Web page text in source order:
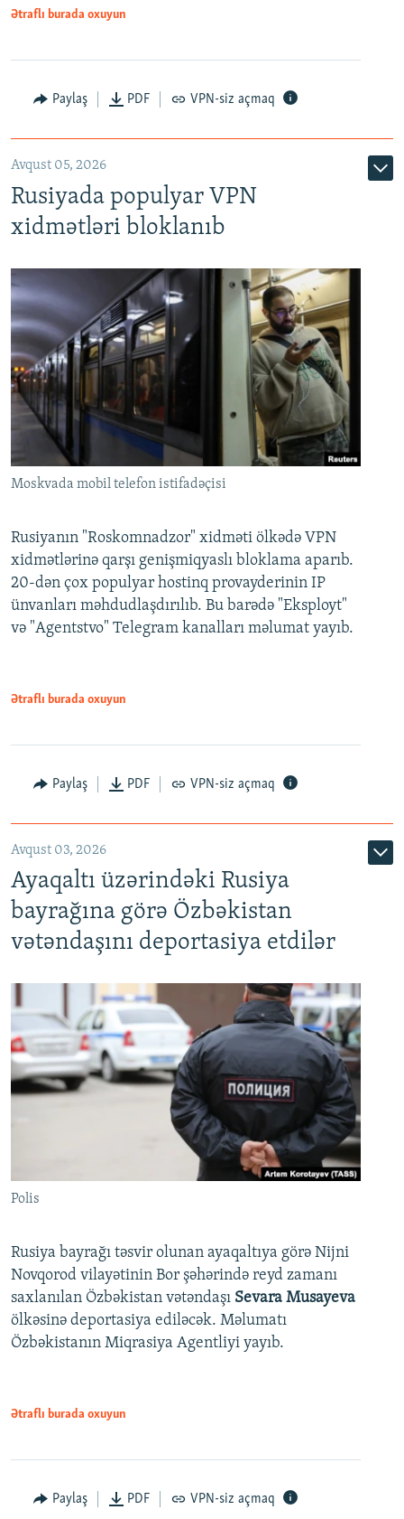
Ətraflı burada oxuyun
Paylaş PDF VPN-siz açmaq
Avqust 05, 2026
Rusiyada populyar VPN
xidmətləri bloklanıb
Moskvada mobil telefon istifadəçisi
Rusiyanın "Roskomnadzor" xidməti ölkədə VPN
xidmətlərinə qarşı genişmiqyaslı bloklama aparıb.
20-dən çox populyar hostinq provayderinin IP
ünvanları məhdudlaşdırılıb. Bu barədə "Eksployt"
və "Agentstvo" Telegram kanalları məlumat yayıb.
Ətraflı burada oxuyun
Paylaş PDF VPN-siz açmaq
Avqust 03, 2026
Ayaqaltı üzərindəki Rusiya
bayrağına görə Özbəkistan
vətəndaşını deportasiya etdilər
Polis
Rusiya bayrağı təsvir olunan ayaqaltıya görə Nijni
Novqorod vilayətinin Bor şəhərində reyd zamanı
saxlanılan Özbəkistan vətəndaşı Sevara Musayeva
ölkəsinə deportasiya ediləcək. Məlumatı
Özbəkistanın Miqrasiya Agentliyi yayıb.
Ətraflı burada oxuyun
Paylaş PDF VPN-siz açmaq